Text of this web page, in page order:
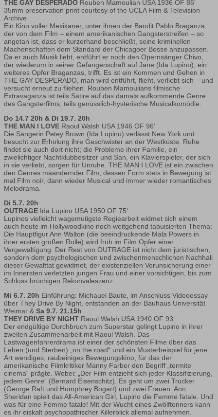
THE GAY DESPERADO Rouben Mamoulian USA 1936 OF 86‘
35mm preservation print courtesy of the UCLA Film & Television
Archive
Ein Kino voller Mexikaner, unter ihnen der Bandit Pablo Braganza,
der von dem Film – einem amerikanischen Gangsterstreifen – so
angetan ist, dass er kurzerhand beschließt, seine kriminellen
Machenschaften dem Standard der Chicagoer Bosse anzupassen.
Da er auch Musik liebt, entführt er noch den Opernsänger Chivo,
der wiederum in seiner Gefangenschaft auf Jane (Ida Lupino), ein
weiteres Opfer Braganzas, trifft. Es ist ein Kommen und Gehen in
THE GAY DESPERADO, man wird entführt, flieht, verliebt sich – und
versucht erneut zu fliehen. Rouben Mamoulians filmische
Extravaganza ist teils Satire auf das damals aufkommende Genre
des Gangsterfilms, teils genüsslich-hysterische Musicalkomödie.
Do 14.7 20h & Di 19.7. 20h
THE MAN I LOVE Raoul Walsh USA 1946 OF 96‘
Die Sängerin Petey Brown (Ida Lupino) verlässt New York und
besucht zur Erholung ihre Geschwister an der Westküste. Ruhe
findet sie auch dort nicht; die Probleme ihrer Familie, ein
zwielichtiger Nachtklubbesitzer und San, ein Klavierspieler, der sich
in sie verliebt, sorgen für Unruhe. THE MAN I LOVE ist ein zwischen
den Genres mäandernder Film, dessen Form stets in Bewegung ist:
mal Film noir, dann wieder Musical und immer wieder romantisches
Melodrama.
Di 5.7. 20h
OUTRAGE Ida Lupino USA 1950 OF 75‘
Lupinos vielleicht wagemutigste Regiearbeit widmet sich einem
auch heute im Hollywoodkino noch weitgehend tabuisierten Thema:
Die Hauptfigur Ann Walton (die beeindruckende Mala Powers in
ihrer ersten großen Rolle) wird früh im Film Opfer einer
Vergewaltigung. Der Rest von OUTRAGE ist nicht dem juristischen,
sondern dem psychologischen und zwischenmenschlichen Nachhall
dieser Gewalttat gewidmet, der existenziellen Verunsicherung einer
im Innersten verletzten jungen Frau und einer vorsichtigen, bis zum
Schluss brüchigen Rekonvaleszenz.
Mi 6.7. 20h Einführung: Michauel Baute, im Anschluss Videoessay
über They Drive By Night, entstanden an der Bauhaus Universität
Weimar & Sa 9.7. 21.15h
THEY DRIVE BY NIGHT Raoul Walsh USA 1940 OF 93‘
Der endgültige Durchbruch zum Superstar gelingt Lupino in ihrer
zweiten Zusammenarbeit mit Raoul Walsh. Das
Lastwagenfahrerdrama ist einer der schönsten Filme über das
Leben (und Sterben) „on the road“ und ein Musterbeispiel für jene
Art wendiges, raubeiniges Bewegungskino, für das der
amerikanische Filmkritiker Manny Farber den Begriff „termite
cinema“ prägte. Wobei: „Der Film entzieht sich jeder Klassifizierung,
jedem Genre“ (Bernard Eisenschitz). Es geht um zwei Trucker
(George Raft und Humphrey Bogart) und zwei Frauen: Ann
Sheridan spielt das All-American Girl, Lupino die Femme fatale. Und
was für eine Femme fatale! Mit der Wucht eines Zwölftonners kann
es ihr eiskalt psychopathischer Killerblick allemal aufnehmen.